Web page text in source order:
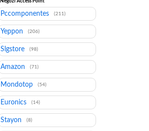
Pccomponentes (211)
Yeppon (206)
Slgstore (98)
Amazon (71)
Mondotop (54)
Euronics (14)
Stayon (8)